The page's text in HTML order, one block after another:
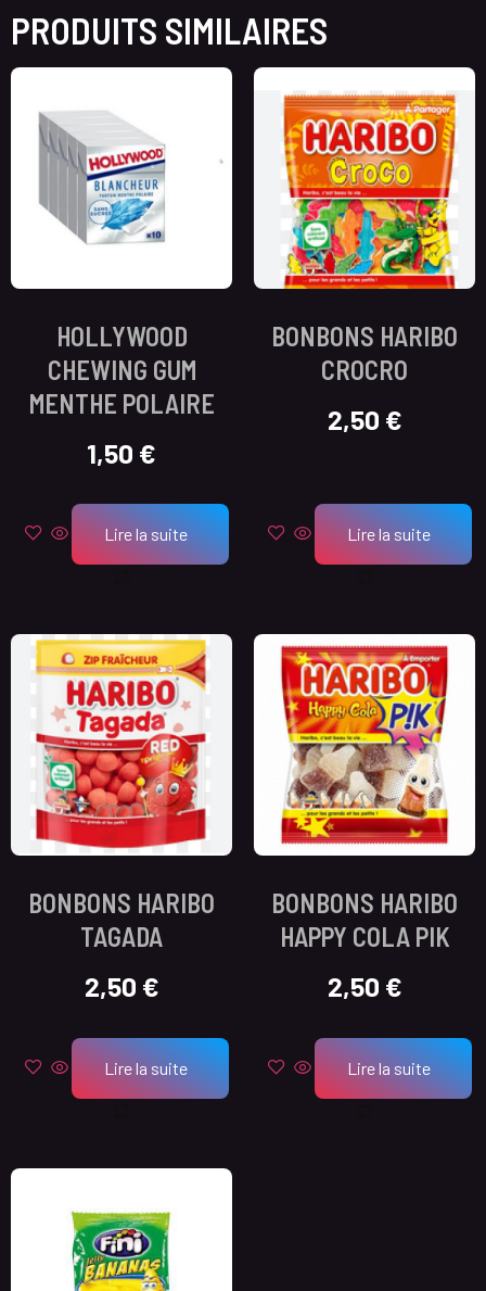
PRODUITS SIMILAIRES
HOLLYWOOD
CHEWING GUM
MENTHE POLAIRE
1,50 €
Lire la suite
BONBONS HARIBO
CROCRO
2,50 €
Lire la suite
BONBONS HARIBO
TAGADA
2,50 €
Lire la suite
BONBONS HARIBO
HAPPY COLA PIK
2,50 €
Lire la suite